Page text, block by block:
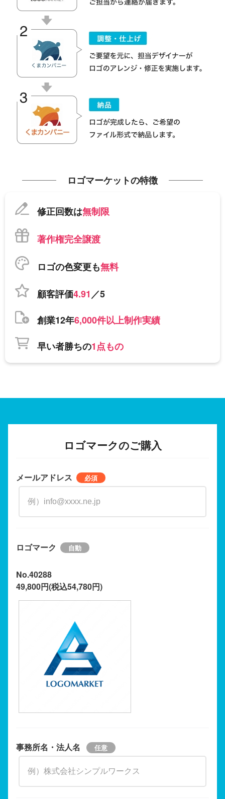
ロゴマーケットの特徴
修正回数は無制限
著作権完全譲渡
ロゴの色変更も無料
顧客評価4.91／5
創業12年6,000件以上制作実績
早い者勝ちの1点もの
ロゴマークのご購入
メールアドレス
ロゴマーク
No.40288
49,800円(税込54,780円)
事務所名・法人名